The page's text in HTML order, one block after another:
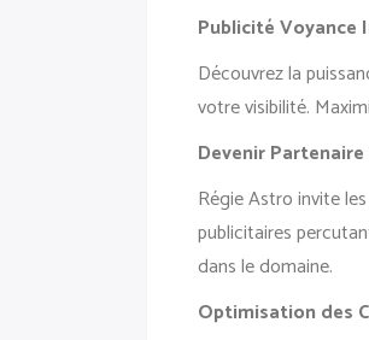
Publicité Voyance
Découvrez la
votre visibilité.
Devenir
Régie Astro invite
publicitaires
dans le domaine.
Optimisation des